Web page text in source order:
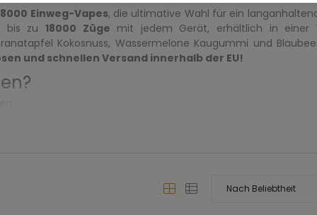
Einweg-Vapes, die ultimative Wahl für ein
bis zu 18000 Züge mit jedem Gerät, erhältlich in einer
Kokosnuss, Wassermelone Kaugummi und
und schnellen Versand innerhalb der EU!